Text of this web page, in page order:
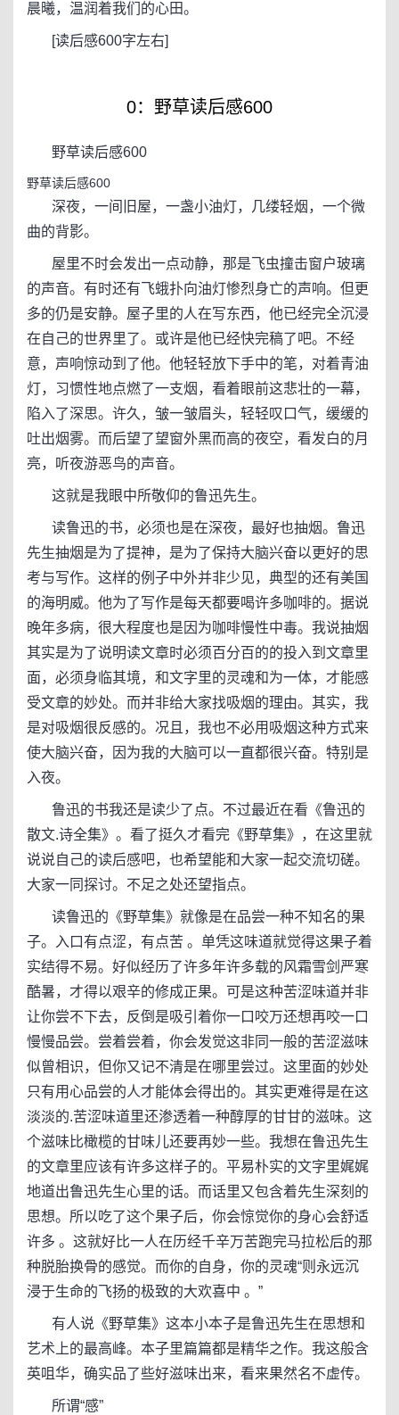
晨曦，温润着我们的心田。
[读后感600字左右]
0：野草读后感600
野草读后感600
野草读后感600
深夜，一间旧屋，一盏小油灯，几缕轻烟，一个微
曲的背影。
屋里不时会发出一点动静，那是飞虫撞击窗户玻璃
的声音。有时还有飞蛾扑向油灯惨烈身亡的声响。但更
多的仍是安静。屋子里的人在写东西，他已经完全沉浸
在自己的世界里了。或许是他已经快完稿了吧。不经
意，声响惊动到了他。他轻轻放下手中的笔，对着青油
灯，习惯性地点燃了一支烟，看着眼前这悲壮的一幕，
陷入了深思。许久，皱一皱眉头，轻轻叹口气，缓缓的
吐出烟雾。而后望了望窗外黑而高的夜空，看发白的月
亮，听夜游恶鸟的声音。
这就是我眼中所敬仰的鲁迅先生。
读鲁迅的书，必须也是在深夜，最好也抽烟。鲁迅
先生抽烟是为了提神，是为了保持大脑兴奋以更好的思
考与写作。这样的例子中外并非少见，典型的还有美国
的海明威。他为了写作是每天都要喝许多咖啡的。据说
晚年多病，很大程度也是因为咖啡慢性中毒。我说抽烟
其实是为了说明读文章时必须百分百的的投入到文章里
面，必须身临其境，和文字里的灵魂和为一体，才能感
受文章的妙处。而并非给大家找吸烟的理由。其实，我
是对吸烟很反感的。况且，我也不必用吸烟这种方式来
使大脑兴奋，因为我的大脑可以一直都很兴奋。特别是
入夜。
鲁迅的书我还是读少了点。不过最近在看《鲁迅的
散文.诗全集》。看了挺久才看完《野草集》，在这里就
说说自己的读后感吧，也希望能和大家一起交流切磋。
大家一同探讨。不足之处还望指点。
读鲁迅的《野草集》就像是在品尝一种不知名的果
子。入口有点涩，有点苦 。单凭这味道就觉得这果子着
实结得不易。好似经历了许多年许多载的风霜雪剑严寒
酷暑，才得以艰辛的修成正果。可是这种苦涩味道并非
让你尝不下去，反倒是吸引着你一口咬万还想再咬一口
慢慢品尝。尝着尝着，你会发觉这非同一般的苦涩滋味
似曾相识，但你又记不清是在哪里尝过。这里面的妙处
只有用心品尝的人才能体会得出的。其实更难得是在这
淡淡的.苦涩味道里还渗透着一种醇厚的甘甘的滋味。这
个滋味比橄榄的甘味儿还要再妙一些。我想在鲁迅先生
的文章里应该有许多这样子的。平易朴实的文字里娓娓
地道出鲁迅先生心里的话。而话里又包含着先生深刻的
思想。所以吃了这个果子后，你会惊觉你的身心会舒适
许多 。这就好比一人在历经千辛万苦跑完马拉松后的那
种脱胎换骨的感觉。而你的自身，你的灵魂“则永远沉
浸于生命的飞扬的极致的大欢喜中 。”
有人说《野草集》这本小本子是鲁迅先生在思想和
艺术上的最高峰。本子里篇篇都是精华之作。我这般含
英咀华，确实品了些好滋味出来，看来果然名不虚传。
所谓“感”